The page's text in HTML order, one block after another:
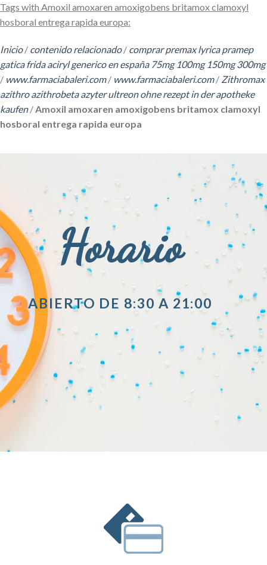
Tags with Amoxil amoxaren amoxigobens britamox clamoxyl
hosboral entrega rapida europa:
Inicio/ contenido relacionado/ comprar premax lyrica pramep
gatica frida aciryl generico en españa 75mg 100mg 150mg 300mg
/ www.farmaciabaleri.com/ www.farmaciabaleri.com/ Zithromax
azithro azithrobeta azyter ultreon ohne rezept in der apotheke
kaufen/ Amoxil amoxaren amoxigobens britamox clamoxyl
hosboral entrega rapida europa
Horario
ABIERTO DE 8:30 A 21:00